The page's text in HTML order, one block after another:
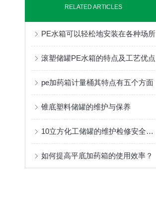
RELATED ARTICLES
PE水箱可以轻松地安装在各种场所
滚塑储罐PE水箱的特点及工艺优点
pe加药箱计量桶其特点有五个方面
锥底塑料储罐的维护与保养
10立方化工储罐的维护检修安全注意事项
如何提高平底加药箱的使用效率？